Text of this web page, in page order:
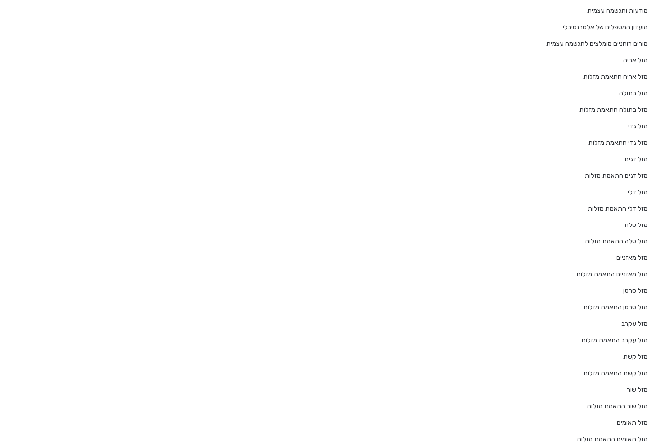
מודעות והגשמה עצמית
מועדון המטפלים של אלטרנטיבלי
מורים רוחניים מומלצים להגשמה עצמית
מזל אריה
מזל אריה התאמת מזלות
מזל בתולה
מזל בתולה התאמת מזלות
מזל גדי
מזל גדי התאמת מזלות
מזל דגים
מזל דגים התאמת מזלות
מזל דלי
מזל דלי התאמת מזלות
מזל טלה
מזל טלה התאמת מזלות
מזל מאזניים
מזל מאזניים התאמת מזלות
מזל סרטן
מזל סרטן התאמת מזלות
מזל עקרב
מזל עקרב התאמת מזלות
מזל קשת
מזל קשת התאמת מזלות
מזל שור
מזל שור התאמת מזלות
מזל תאומים
מזל תאומים התאמת מזלות